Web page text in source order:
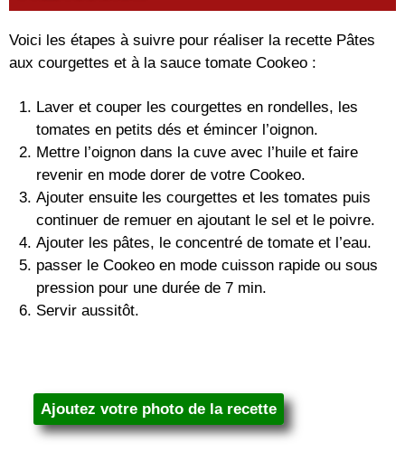
Voici les étapes à suivre pour réaliser la recette Pâtes
aux courgettes et à la sauce tomate Cookeo :
Laver et couper les courgettes en rondelles, les
tomates en petits dés et émincer l’oignon.
Mettre l’oignon dans la cuve avec l’huile et faire
revenir en mode dorer de votre Cookeo.
Ajouter ensuite les courgettes et les tomates puis
continuer de remuer en ajoutant le sel et le poivre.
Ajouter les pâtes, le concentré de tomate et l’eau.
passer le Cookeo en mode cuisson rapide ou sous
pression pour une durée de 7 min.
Servir aussitôt.
Ajoutez votre photo de la recette